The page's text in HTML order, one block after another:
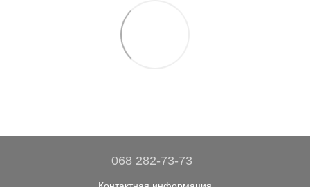
068 282-73-73